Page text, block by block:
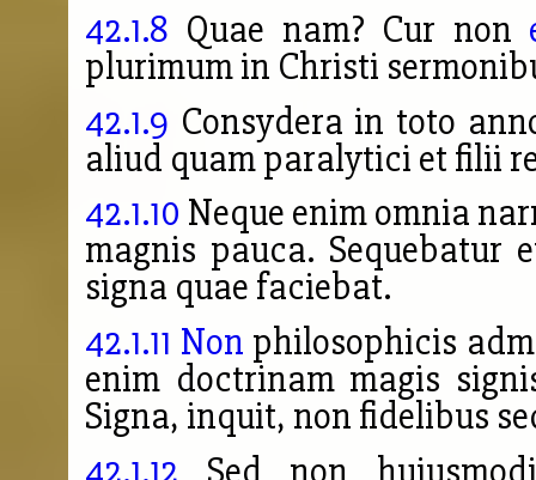
42.1.8 Quae nam? Cur non
plurimum in Christi
42.1.9 Consydera in toto
aliud quam paralytici et filii
42.1.10 Neque enim omnia
magnis pauca. Sequebatur
signa quae faciebat.
42.1.11 Non philosophicis
enim doctrinam magis
Signa, inquit, non fidelibus